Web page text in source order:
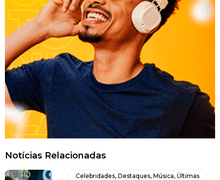
Notícias Relacionadas
Celebridades,Destaques,Música,Últimas